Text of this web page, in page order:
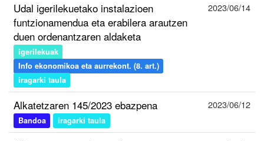
Udal igerilekuetako instalazioen
funtzionamendua eta erabilera arautzen
duen ordenantzaren aldaketa
igerilekuak
Info ekonomikoa eta aurrekont. (8. art.)
iragarki taula
2023/06/14
Alkatetzaren 145/2023 ebazpena
Bandoa iragarki taula
2023/06/12